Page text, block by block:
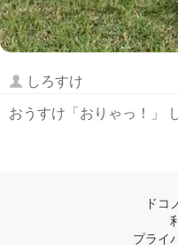
しろすけ
おうすけ「おりゃっ！」
ドコ
プライ